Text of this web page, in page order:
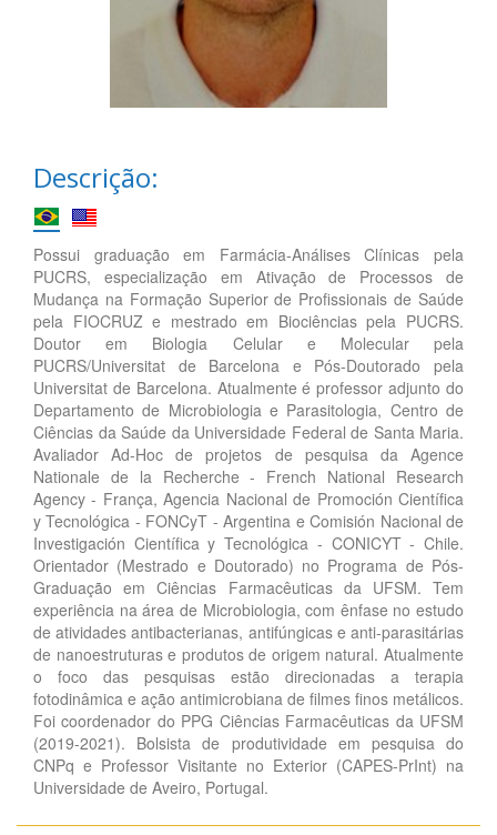
Descrição:
Possui graduação em Farmácia-Análises Clínicas pela
PUCRS, especialização em Ativação de Processos de
Mudança na Formação Superior de Profissionais de Saúde
pela FIOCRUZ e mestrado em Biociências pela PUCRS.
Doutor em Biologia Celular e Molecular pela
PUCRS/Universitat de Barcelona e Pós-Doutorado pela
Universitat de Barcelona. Atualmente é professor adjunto do
Departamento de Microbiologia e Parasitologia, Centro de
Ciências da Saúde da Universidade Federal de Santa Maria.
Avaliador Ad-Hoc de projetos de pesquisa da Agence
Nationale de la Recherche - French National Research
Agency - França, Agencia Nacional de Promoción Científica
y Tecnológica - FONCyT - Argentina e Comisión Nacional de
Investigación Científica y Tecnológica - CONICYT - Chile.
Orientador (Mestrado e Doutorado) no Programa de Pós-
Graduação em Ciências Farmacêuticas da UFSM. Tem
experiência na área de Microbiologia, com ênfase no estudo
de atividades antibacterianas, antifúngicas e anti-parasitárias
de nanoestruturas e produtos de origem natural. Atualmente
o foco das pesquisas estão direcionadas a terapia
fotodinâmica e ação antimicrobiana de filmes finos metálicos.
Foi coordenador do PPG Ciências Farmacêuticas da UFSM
(2019-2021). Bolsista de produtividade em pesquisa do
CNPq e Professor Visitante no Exterior (CAPES-PrInt) na
Universidade de Aveiro, Portugal.